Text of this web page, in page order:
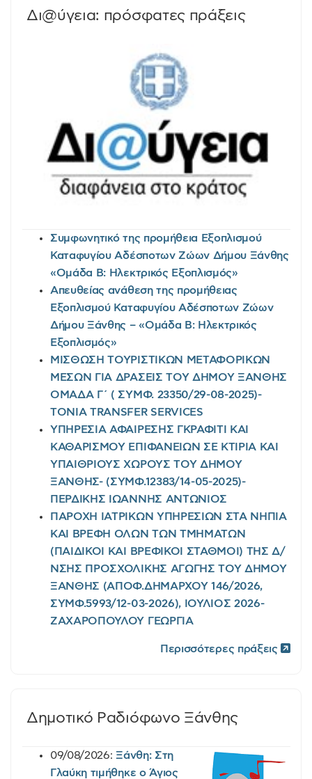
Δι@ύγεια: πρόσφατες πράξεις
Συμφωνητικό της προμήθεια Εξοπλισμού
Καταφυγίου Αδέσποτων Ζώων Δήμου Ξάνθης
«Ομάδα Β: Ηλεκτρικός Εξοπλισμός»
Απευθείας ανάθεση της προμήθειας
Εξοπλισμού Καταφυγίου Αδέσποτων Ζώων
Δήμου Ξάνθης – «Ομάδα Β: Ηλεκτρικός
Εξοπλισμός»
ΜΙΣΘΩΣΗ ΤΟΥΡΙΣΤΙΚΩΝ ΜΕΤΑΦΟΡΙΚΩΝ
ΜΕΣΩΝ ΓΙΑ ΔΡΑΣΕΙΣ ΤΟΥ ΔΗΜΟΥ ΞΑΝΘΗΣ
ΟΜΑΔΑ Γ΄ ( ΣΥΜΦ. 23350/29-08-2025)-
TONIA TRANSFER SERVICES
ΥΠΗΡΕΣΙΑ ΑΦΑΙΡΕΣΗΣ ΓΚΡΑΦΙΤΙ ΚΑΙ
ΚΑΘΑΡΙΣΜΟΥ ΕΠΙΦΑΝΕΙΩΝ ΣΕ ΚΤΙΡΙΑ ΚΑΙ
ΥΠΑΙΘΡΙΟΥΣ ΧΩΡΟΥΣ ΤΟΥ ΔΗΜΟΥ
ΞΑΝΘΗΣ- (ΣΥΜΦ.12383/14-05-2025)-
ΠΕΡΔΙΚΗΣ ΙΩΑΝΝΗΣ ΑΝΤΩΝΙΟΣ
ΠΑΡΟΧΗ ΙΑΤΡΙΚΩΝ ΥΠΗΡΕΣΙΩΝ ΣΤΑ ΝΗΠΙΑ
ΚΑΙ ΒΡΕΦΗ ΟΛΩΝ ΤΩΝ ΤΜΗΜΑΤΩΝ
(ΠΑΙΔΙΚΟΙ ΚΑΙ ΒΡΕΦΙΚΟΙ ΣΤΑΘΜΟΙ) ΤΗΣ Δ/
ΝΣΗΣ ΠΡΟΣΧΟΛΙΚΗΣ ΑΓΩΓΗΣ ΤΟΥ ΔΗΜΟΥ
ΞΑΝΘΗΣ (ΑΠΟΦ.ΔΗΜΑΡΧΟΥ 146/2026,
ΣΥΜΦ.5993/12-03-2026), ΙΟΥΛΙΟΣ 2026-
ΖΑΧΑΡΟΠΟΥΛΟΥ ΓΕΩΡΓΙΑ
Περισσότερες πράξεις
Δημοτικό Ραδιόφωνο Ξάνθης
09/08/2026: Ξάνθη: Στη
Γλαύκη τιμήθηκε ο Άγιος